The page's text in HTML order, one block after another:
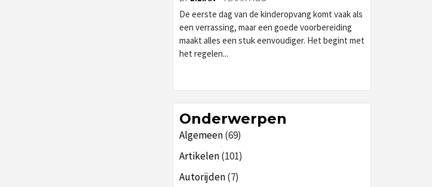
De eerste dag van de kinderopvang komt vaak als
een verrassing, maar een goede voorbereiding
maakt alles een stuk eenvoudiger. Het begint met
het regelen...
Onderwerpen
Algemeen(69)
Artikelen(101)
Autorijden(7)